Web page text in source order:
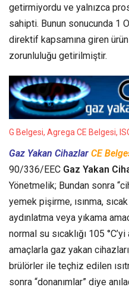
getirmiyordu ve yalnızca
sahipti. Bunun sonucunda 1
direktif kapsamına giren
zorunluluğu getirilmiştir.
G Belgesi, Agrega CE Belgesi,
Gaz Yakan Cihazlar CE
90/336/EEC Gaz Yakan
Yönetmelik; Bundan sonra
yemek pişirme, ısınma,
aydınlatma veya yıkama
normal su sıcaklığı 105
amaçlarla gaz yakan
brülörler ile teçhiz edilen
sonra “donanımlar” diye